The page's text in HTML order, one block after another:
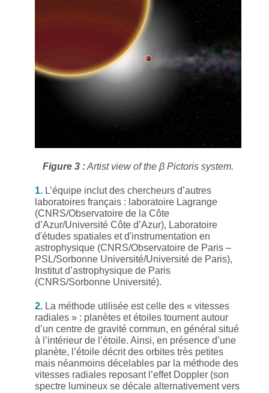
Figure 3 :Artist view of the β Pictoris system.
1. L’équipe inclut des chercheurs d’autres
laboratoires français : laboratoire Lagrange
(CNRS/Observatoire de la Côte
d’Azur/Université Côte d’Azur), Laboratoire
d'études spatiales et d'instrumentation en
astrophysique (CNRS/Observatoire de Paris –
PSL/Sorbonne Université/Université de Paris),
Institut d’astrophysique de Paris
(CNRS/Sorbonne Université).
2. La méthode utilisée est celle des « vitesses
radiales » : planètes et étoiles tournent autour
d’un centre de gravité commun, en général situé
à l’intérieur de l’étoile. Ainsi, en présence d’une
planète, l’étoile décrit des orbites très petites
mais néanmoins décelables par la méthode des
vitesses radiales reposant l’effet Doppler (son
spectre lumineux se décale alternativement vers